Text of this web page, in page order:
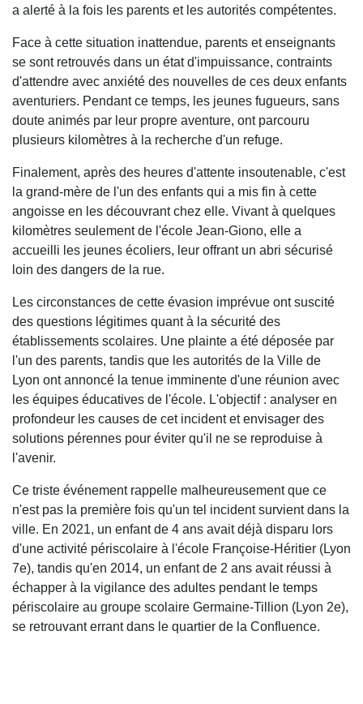
a alerté à la fois les parents et les autorités compétentes.
Face à cette situation inattendue, parents et enseignants
se sont retrouvés dans un état d'impuissance, contraints
d'attendre avec anxiété des nouvelles de ces deux enfants
aventuriers. Pendant ce temps, les jeunes fugueurs, sans
doute animés par leur propre aventure, ont parcouru
plusieurs kilomètres à la recherche d'un refuge.
Finalement, après des heures d'attente insoutenable, c'est
la grand-mère de l'un des enfants qui a mis fin à cette
angoisse en les découvrant chez elle. Vivant à quelques
kilomètres seulement de l'école Jean-Giono, elle a
accueilli les jeunes écoliers, leur offrant un abri sécurisé
loin des dangers de la rue.
Les circonstances de cette évasion imprévue ont suscité
des questions légitimes quant à la sécurité des
établissements scolaires. Une plainte a été déposée par
l'un des parents, tandis que les autorités de la Ville de
Lyon ont annoncé la tenue imminente d'une réunion avec
les équipes éducatives de l'école. L'objectif : analyser en
profondeur les causes de cet incident et envisager des
solutions pérennes pour éviter qu'il ne se reproduise à
l'avenir.
Ce triste événement rappelle malheureusement que ce
n'est pas la première fois qu'un tel incident survient dans la
ville. En 2021, un enfant de 4 ans avait déjà disparu lors
d'une activité périscolaire à l'école Françoise-Héritier (Lyon
7e), tandis qu'en 2014, un enfant de 2 ans avait réussi à
échapper à la vigilance des adultes pendant le temps
périscolaire au groupe scolaire Germaine-Tillion (Lyon 2e),
se retrouvant errant dans le quartier de la Confluence.